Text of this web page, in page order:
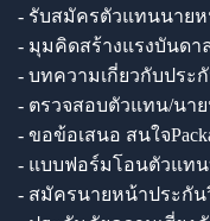
- รับสมัครตัวแทนนาย
- มุมคิดสร้างแรงบันดา
- บทความเกี่ยวกับประ
- ตรวจสอบตัวแทน/นา
- ขอข้อเสนอ สนใจ
- แบบฟอร์มโอนตัวแทน
- สมัครนายหน้าประกัน